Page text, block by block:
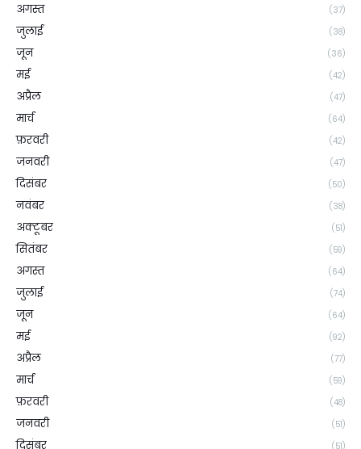
अगस्त (37)
जुलाई (38)
जून (36)
मई (42)
अप्रैल (47)
मार्च (64)
फ़रवरी (42)
जनवरी (47)
दिसंबर (50)
नवंबर (38)
अक्टूबर (51)
सितंबर (59)
अगस्त (64)
जुलाई (74)
जून (64)
मई (92)
अप्रैल (77)
मार्च (59)
फ़रवरी (48)
जनवरी (51)
दिसंबर (51)